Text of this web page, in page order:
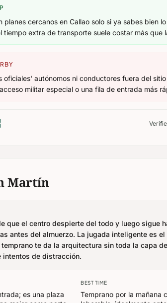
planes cercanos en Callao solo si ya sabes bien
tiempo extra de transporte suele costar más que
oficiales' autónomos ni conductores fuera del
militar especial o una fila de entrada más
Martín
que el centro despierte del todo y luego sigue
antes del almuerzo. La jugada inteligente es el
temprano te da la arquitectura sin toda la capa
intentos de distracción.
es una plaza
BEST TIME
Temprano por la mañana